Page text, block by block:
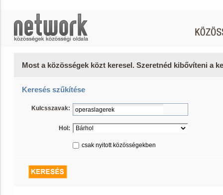
Most a közösségek közt keresel. Szeretnéd kibővíteni a
Keresés szűkítése
Kulcsszavak:
Hol:
csak nyitott közösségekben